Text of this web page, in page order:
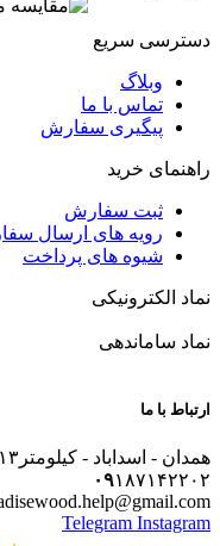
دسترسی سریع
وبلاگ
تماس با ما
پیگیری سفارش
راهنمای خرید
ثبت سفارش
رویه های ارسال
شیوه های پرداخت
نماد الکترونیکی
نماد ساماندهی
ارتباط با ما
همدان - اسداباد - کیلومتر۱۳جاده کرمانشاه - شرکت پارادایس
۰۹۱۸۷۱۴۲۲۰۲
Telegram Instagram